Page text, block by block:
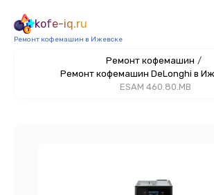
kofe-iq.ru
Ремонт кофемашин в Ижевске
Ремонт кофемашин /
Ремонт кофемашин DeLonghi в
ESAM 460.80.MB